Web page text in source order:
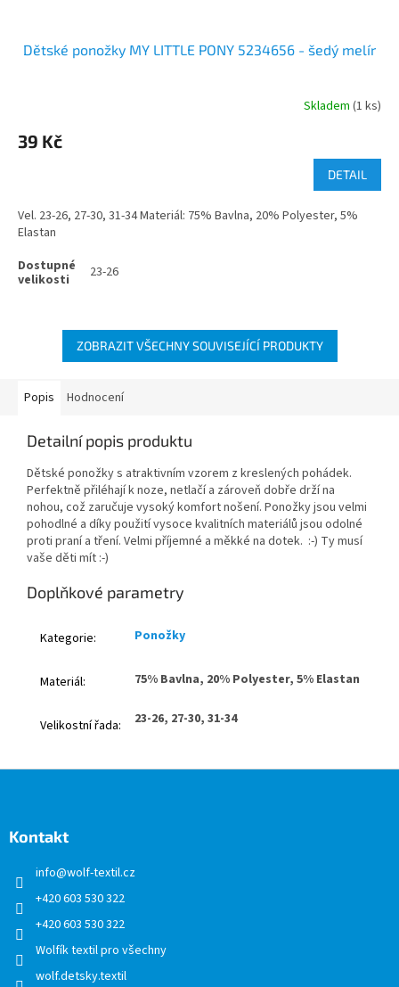
Dětské ponožky MY LITTLE PONY 5234656 - šedý melír
Skladem (1 ks)
39 Kč
DETAIL
Vel. 23-26, 27-30, 31-34 Materiál: 75% Bavlna, 20% Polyester, 5%
Elastan
23-26
ZOBRAZIT VŠECHNY SOUVISEJÍCÍ PRODUKTY
Popis Hodnocení
Detailní popis produktu
Dětské ponožky s atraktivním vzorem z kreslených pohádek.
Perfektně přiléhají k noze, netlačí a zároveň dobře drží na
nohou, což zaručuje vysoký komfort nošení. Ponožky jsou velmi
pohodlné a díky použití vysoce kvalitních materiálů jsou odolné
proti praní a tření. Velmi příjemné a měkké na dotek. :-) Ty musí
vaše děti mít :-)
Doplňkové parametry
Kategorie: Ponožky
Materiál: 75% Bavlna, 20% Polyester, 5% Elastan
Velikostní řada: 23-26, 27-30, 31-34
Kontakt
info@wolf-textil.cz
+420 603 530 322
+420 603 530 322
Wolfík textil pro všechny
wolf.detsky.textil